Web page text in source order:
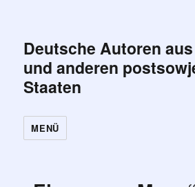
Deutsche Autoren
und anderen
Staaten
MENÜ